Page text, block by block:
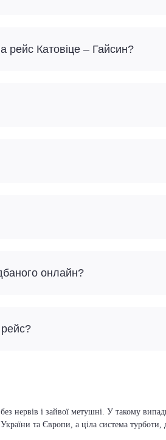
рейс Катовіце – Гайсин?
онлайн?
нервів і зайвої метушні. У такому
та Європи, а ціла система